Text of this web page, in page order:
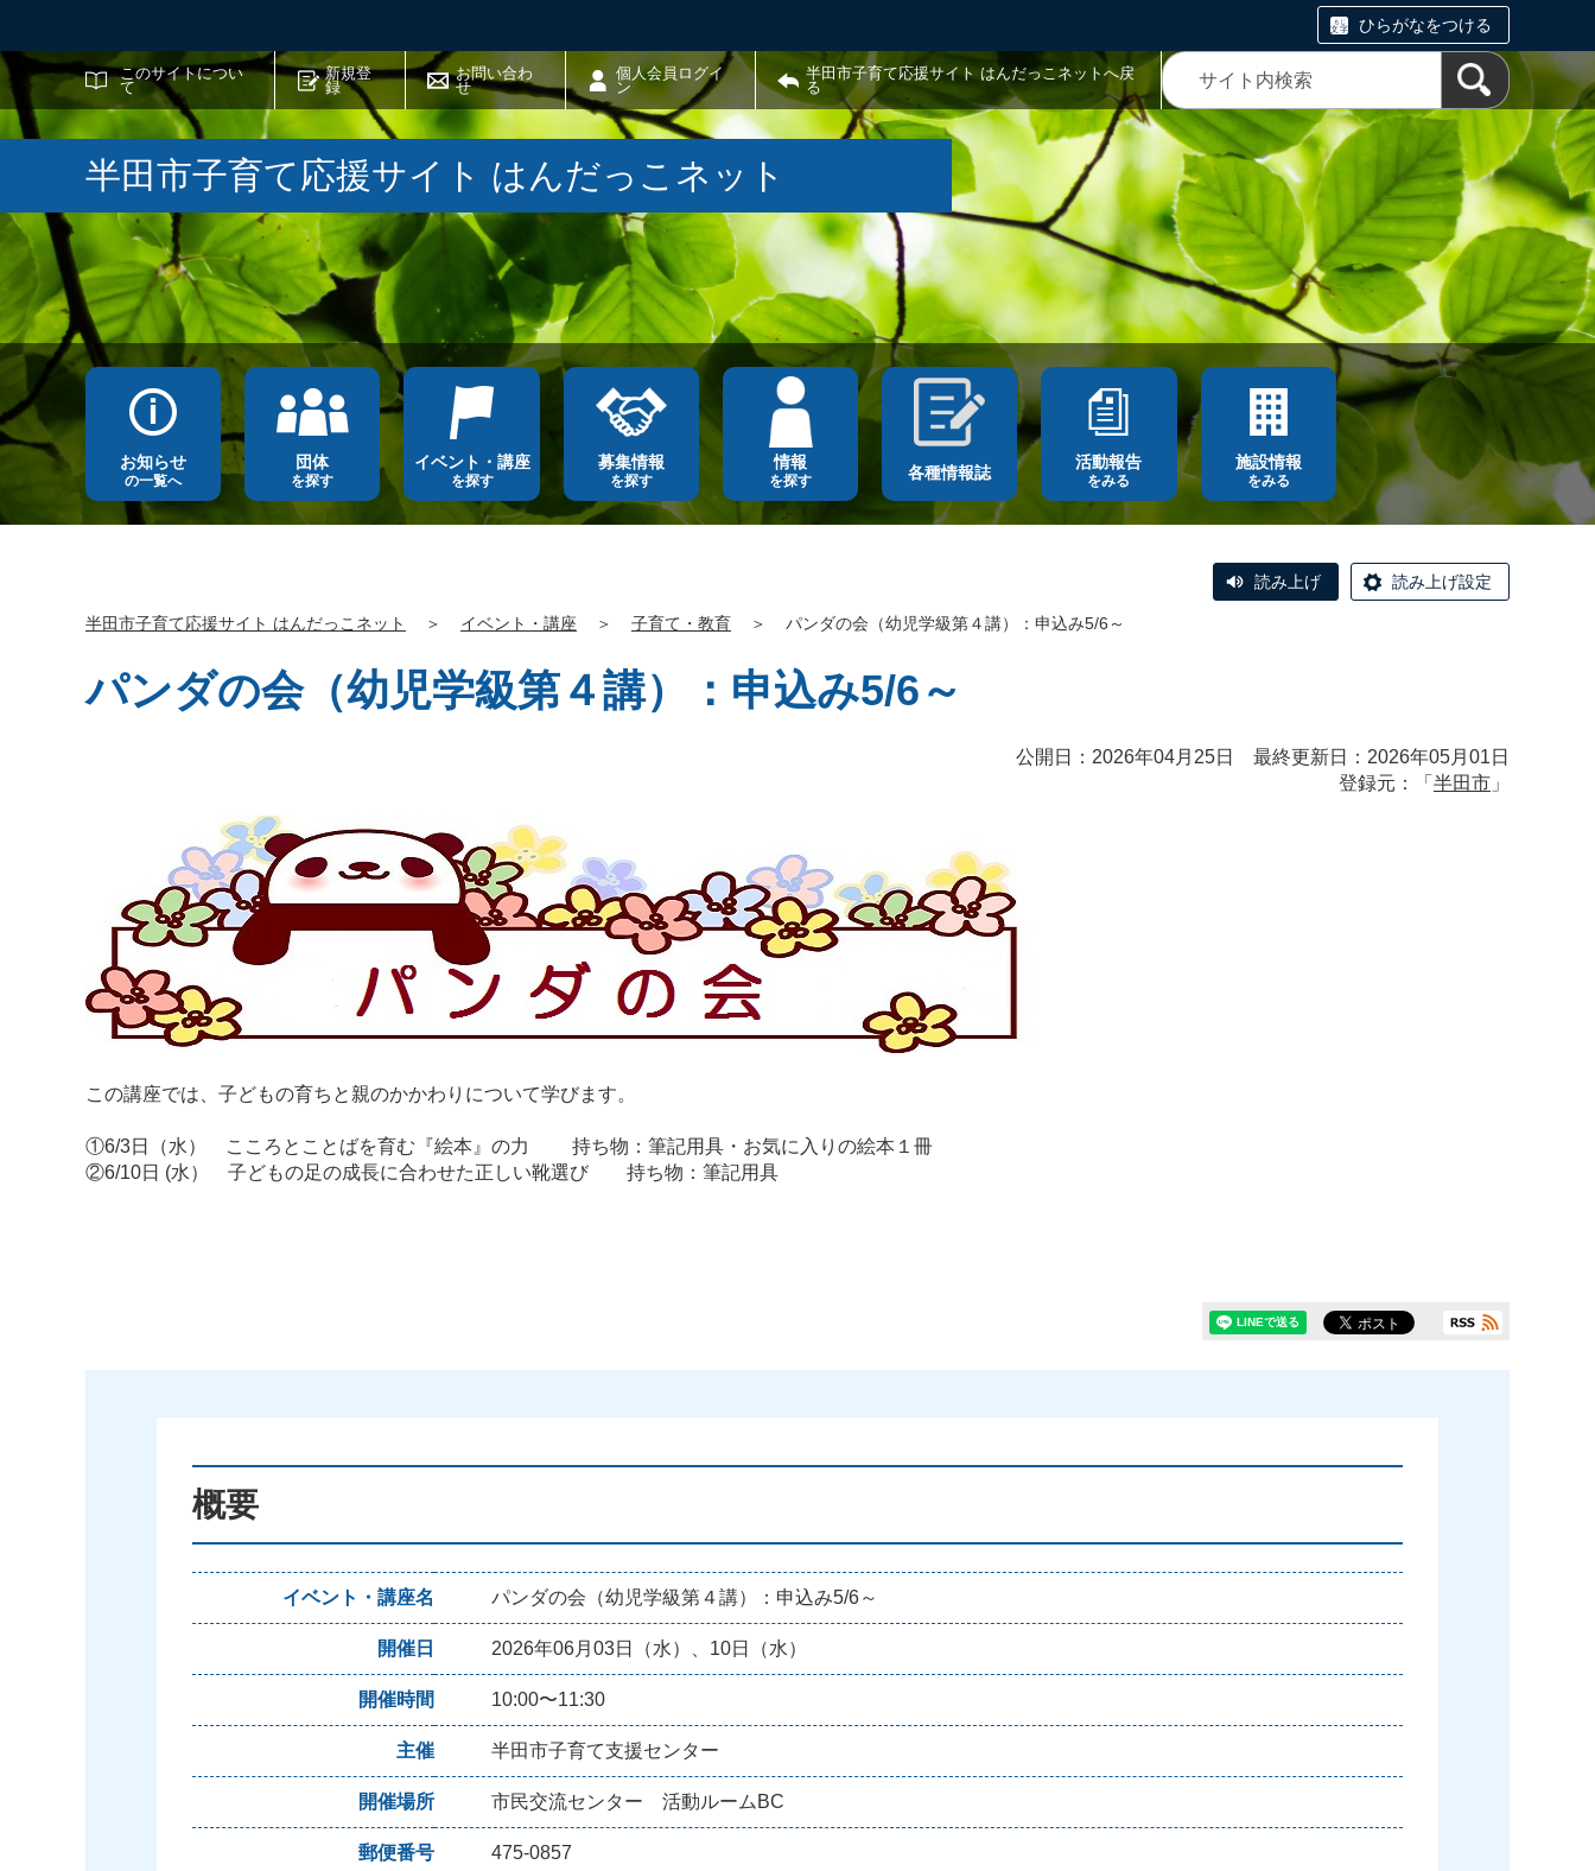
ひらがなをつける
このサイトについ
て
新規登
録
お問い合わ
せ
個人会員ログイ
ン
半田市子育て応援サイト はんだっこネットへ戻
る
サイト内検索
半田市子育て応援サイト はんだっこネット
お知らせ
の一覧へ
団体
を探す
イベント・講座
を探す
募集情報
を探す
情報
を探す 各種情報誌
活動報告
をみる
施設情報
をみる
読み上げ 読み上げ設定
半田市子育て応援サイト はんだっこネット ＞ イベント・講座 ＞ 子育て・教育 ＞ パンダの会（幼児学級第４講）：申込み5/6～
パンダの会（幼児学級第４講）：申込み5/6～
公開日：2026年04月25日 最終更新日：2026年05月01日
登録元：「 半田市 」
この講座では、子どもの育ちと親のかかわりについて学びます。
①6/3日（水） こころとことばを育む『絵本』の力 持ち物：筆記用具・お気に入りの絵本１冊
②6/10日 (水） 子どもの足の成長に合わせた正しい靴選び 持ち物：筆記用具
概要
イベント・講座名 パンダの会（幼児学級第４講）：申込み5/6～
開催日 2026年06月03日（水）、10日（水）
開催時間 10:00〜11:30
主催 半田市子育て支援センター
開催場所 市民交流センター 活動ルームBC
郵便番号 475-0857